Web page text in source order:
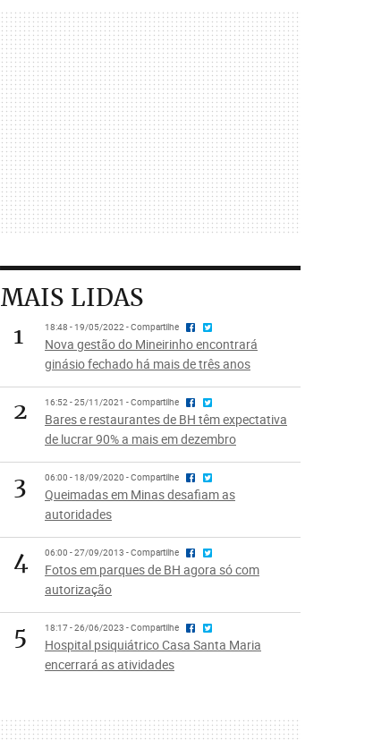
MAIS LIDAS
1
18:48 - 19/05/2022 - Compartilhe
Nova gestão do Mineirinho encontrará
ginásio fechado há mais de três anos
2 16:52 - 25/11/2021 - Compartilhe
Bares e restaurantes de BH têm expectativa
de lucrar 90% a mais em dezembro
3 06:00 - 18/09/2020 - Compartilhe
Queimadas em Minas desafiam as
autoridades
4 06:00 - 27/09/2013 - Compartilhe
Fotos em parques de BH agora só com
autorização
5 18:17 - 26/06/2023 - Compartilhe
Hospital psiquiátrico Casa Santa Maria
encerrará as atividades